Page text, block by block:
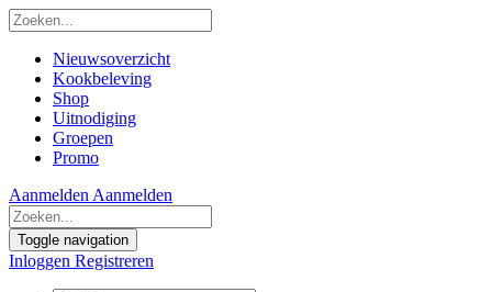
Nieuwsoverzicht
Kookbeleving
Shop
Uitnodiging
Groepen
Promo
Aanmelden Aanmelden
Toggle navigation
Inloggen Registreren